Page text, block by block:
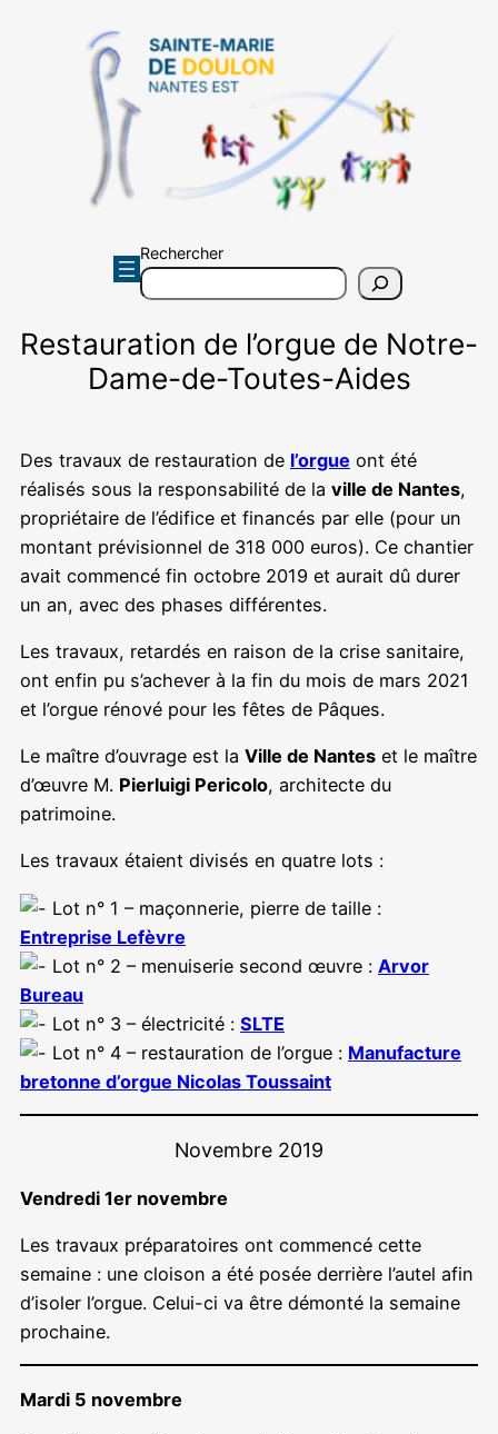
Rechercher
Restauration de l’orgue de Notre-
Dame-de-Toutes-Aides
Des travaux de restauration de l’orgue ont été
réalisés sous la responsabilité de la ville de Nantes,
propriétaire de l’édifice et financés par elle (pour un
montant prévisionnel de 318 000 euros). Ce chantier
avait commencé fin octobre 2019 et aurait dû durer
un an, avec des phases différentes.
Les travaux, retardés en raison de la crise sanitaire,
ont enfin pu s’achever à la fin du mois de mars 2021
et l’orgue rénové pour les fêtes de Pâques.
Le maître d’ouvrage est la Ville de Nantes et le maître
d’œuvre M. Pierluigi Pericolo, architecte du
patrimoine.
Les travaux étaient divisés en quatre lots :
Lot n° 1 – maçonnerie, pierre de taille :
Entreprise Lefèvre
Lot n° 2 – menuiserie second œuvre : Arvor
Bureau
Lot n° 3 – électricité : SLTE
Lot n° 4 – restauration de l’orgue : Manufacture
bretonne d’orgue Nicolas Toussaint
Novembre 2019
Vendredi 1er novembre
Les travaux préparatoires ont commencé cette
semaine : une cloison a été posée derrière l’autel afin
d’isoler l’orgue. Celui-ci va être démonté la semaine
prochaine.
Mardi 5 novembre